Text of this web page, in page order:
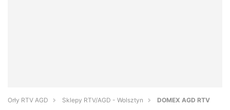
Orły RTV AGD Sklepy RTV/AGD - Wolsztyn DOMEX AGD RTV